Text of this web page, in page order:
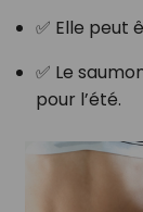
✅ Elle peut
✅ Le
pour l’été.